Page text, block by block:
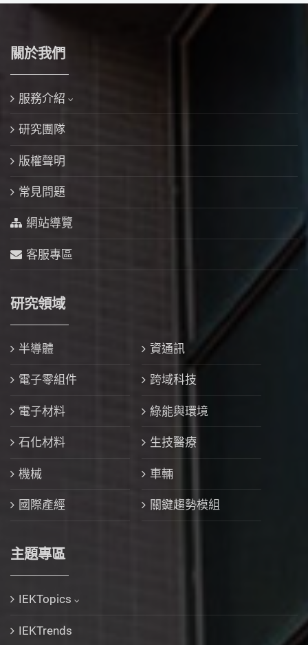
關於我們
服務介紹
研究團隊
版權聲明
常見問題
網站導覽
客服專區
研究領域
半導體 資通訊
電子零組件 跨域科技
電子材料 綠能與環境
石化材料 生技醫療
機械 車輛
國際產經 關鍵趨勢模組
主題專區
IEKTopics
IEKTrends